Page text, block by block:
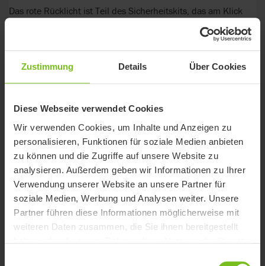
Zustimmung Details Über Cookies
Diese Webseite verwendet Cookies
Wir verwenden Cookies, um Inhalte und Anzeigen zu
personalisieren, Funktionen für soziale Medien anbieten
zu können und die Zugriffe auf unsere Website zu
analysieren. Außerdem geben wir Informationen zu Ihrer
Verwendung unserer Website an unsere Partner für
soziale Medien, Werbung und Analysen weiter. Unsere
Partner führen diese Informationen möglicherweise mit
weiteren Daten zusammen, die Sie ihnen bereitgestellt
Das rote Rücklicht ist Teil des Sicherheitskits, das am Klick
Neu